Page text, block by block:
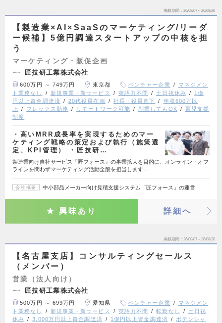
掲載期間 26/08/07～26/08/20
【製造業×AI×SaaSのマーケティング/リーダ
ー候補】5億円調達スタートアップの中核を担
う
マーケティング・販促企画
匠技研工業株式会社
600万円 ～ 749万円 東京都 ベンチャー企業
マネジメン
ト業務なし
新規事業・新サービス 英語力不問 土日祝休み
1億
円以上資金調達済
20代役員在籍 社長・役員直下
年収600万以
上
フレックス勤務 リモートワーク可能 副業してもOK
育児支援
制度
・高いMRR成長率を実現するためのマー
ケティング戦略の策定および執行（施策選
定、KPI管理） ・匠技研…
製造業向け自社サービス『匠フォース』の事業拡大を目的に、オンライン・オフ
ラインを問わずマーケティング活動全般を担当します…
会社概要 中小部品メーカー向け見積支援システム「匠フォース」の運営
興味あり 詳細へ
掲載期間 26/08/07～26/08/20
【名古屋支店】コンサルティングセールス
（メンバー）
営業（法人向け）
匠技研工業株式会社
500万円 ～ 699万円 愛知県 ベンチャー企業
マネジメン
ト業務なし
新規事業・新サービス 英語力不問 転勤なし
土日祝
休み
3,000万円以上資金調達済 1億円以上資金調達済
ポテンシャ